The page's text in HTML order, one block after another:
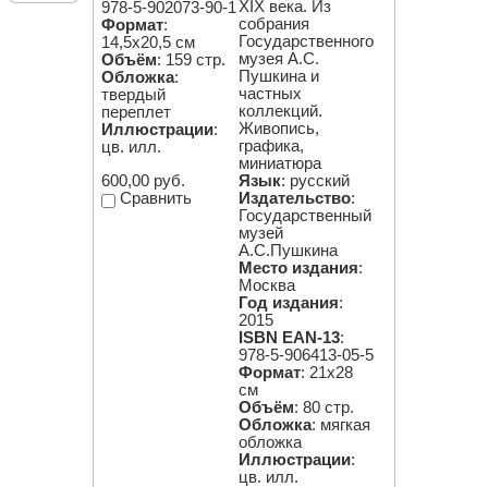
978-5-902073-90-1
Формат:
14,5х20,5 см
Объём: 159 стр.
Обложка:
твердый
переплет
Иллюстрации:
цв. илл.
600,00 руб.
Сравнить
XIX века. Из
собрания
Государственного
музея А.С.
Пушкина и
частных
коллекций.
Живопись,
графика,
миниатюра
Язык: русский
Издательство:
Государственный
музей
А.С.Пушкина
Место издания:
Москва
Год издания:
2015
ISBN EAN-13:
978-5-906413-05-5
Формат: 21х28
см
Объём: 80 стр.
Обложка: мягкая
обложка
Иллюстрации:
цв. илл.